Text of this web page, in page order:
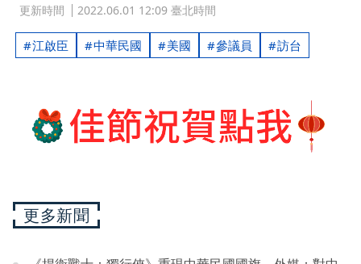
更新時間 2022.06.01 12:09 臺北時間
江啟臣 中華民國 美國 參議員 訪台
更多新聞